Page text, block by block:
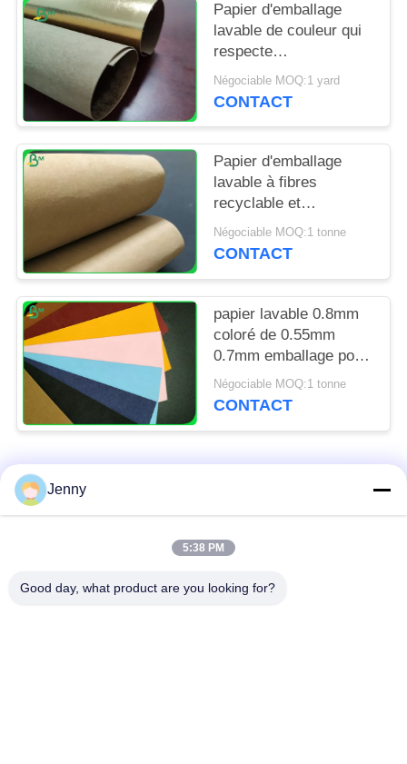
PRIVACY
POLICY
Papier d'emballage
lavable de couleur qui
respecte
l'environnement de
0.55mm 0.7mm pour la
Négociable MOQ:1 yard
CONTACT
Papier d'emballage
lavable à fibres
recyclable et
imperméable pour le
sac d'ordinateur
Négociable MOQ:1 tonne
CONTACT
papier lavable 0.8mm
coloré de 0.55mm
0.7mm emballage pour
la fabrication de
expédition de sac
Négociable MOQ:1 tonne
CONTACT
Catégories populaires
petit pain brun de
Jenny
5:38 PM
Good day, what product are you looking for?